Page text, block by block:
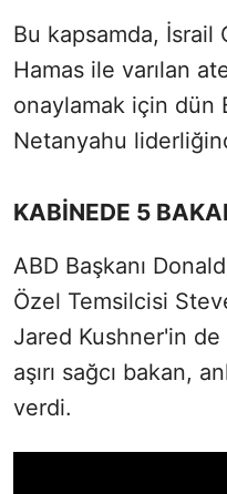
Bu kapsamda, İsrail
Hamas ile varılan
onaylamak için dün
Netanyahu
KABİNEDE 5
ABD Başkanı
Özel Temsilcisi
Jared Kushner'in de
aşırı sağcı bakan,
verdi.